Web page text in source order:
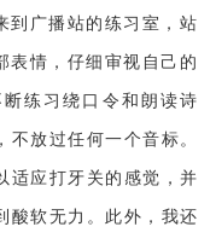
到广播站的练习室，站
表情，仔细审视自己的
练习绕口令和朗读诗
放过任何一个音标。
适应打牙关的感觉，并
酸软无力。此外，我还